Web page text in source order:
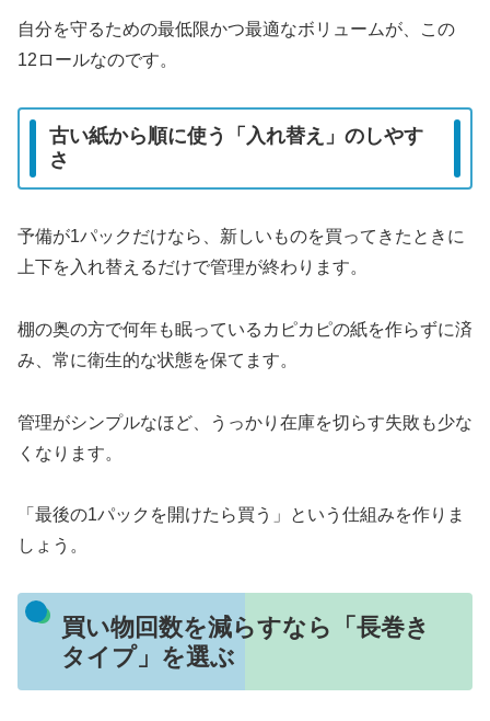
自分を守るための最低限かつ最適なボリュームが、この
12ロールなのです。
古い紙から順に使う「入れ替え」のしやす
さ
予備が1パックだけなら、新しいものを買ってきたときに
上下を入れ替えるだけで管理が終わります。
棚の奥の方で何年も眠っているカピカピの紙を作らずに済
み、常に衛生的な状態を保てます。
管理がシンプルなほど、うっかり在庫を切らす失敗も少な
くなります。
「最後の1パックを開けたら買う」という仕組みを作りま
しょう。
買い物回数を減らすなら「長巻き
タイプ」を選ぶ